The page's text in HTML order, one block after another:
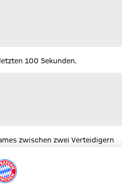
100 Sekunden.
zwischen zwei Verteidigern
- Jarstein pariert.